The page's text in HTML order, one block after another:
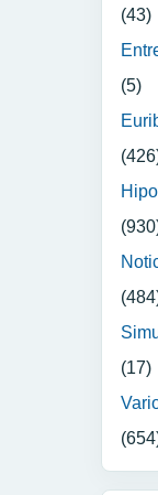
(43)
(5)
(17)